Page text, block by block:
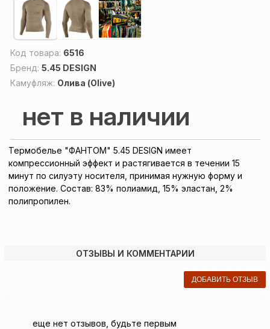
Код товара: 6516
Бренд: 5.45 DESIGN
Камуфляж: Олива (Olive)
нет в наличии
Термобелье "ФАНТОМ" 5.45 DESIGN имеет
компрессионный эффект и растягивается в течении 15
минут по силуэту носителя, принимая нужную форму и
положение. Состав: 83% полиамид, 15% эластан, 2%
полипропилен.
ОТЗЫВЫ И КОММЕНТАРИИ
ДОБАВИТЬ ОТЗЫВ
еще нет отзывов, будьте первым